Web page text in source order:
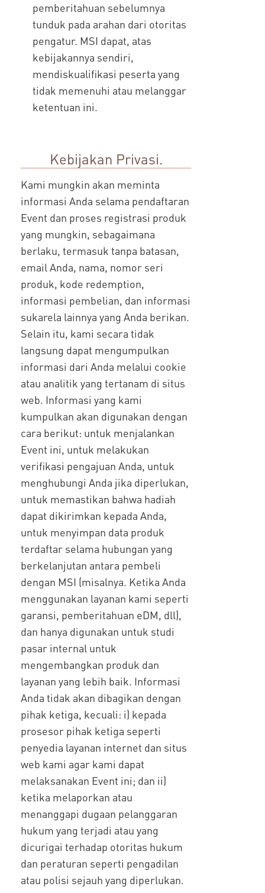
pemberitahuan sebelumnya
tunduk pada arahan dari otoritas
pengatur. MSI dapat, atas
kebijakannya sendiri,
mendiskualifikasi peserta yang
tidak memenuhi atau melanggar
ketentuan ini.
Kebijakan Privasi.
Kami mungkin akan meminta
informasi Anda selama pendaftaran
Event dan proses registrasi produk
yang mungkin, sebagaimana
berlaku, termasuk tanpa batasan,
email Anda, nama, nomor seri
produk, kode redemption,
informasi pembelian, dan informasi
sukarela lainnya yang Anda berikan.
Selain itu, kami secara tidak
langsung dapat mengumpulkan
informasi dari Anda melalui cookie
atau analitik yang tertanam di situs
web. Informasi yang kami
kumpulkan akan digunakan dengan
cara berikut: untuk menjalankan
Event ini, untuk melakukan
verifikasi pengajuan Anda, untuk
menghubungi Anda jika diperlukan,
untuk memastikan bahwa hadiah
dapat dikirimkan kepada Anda,
untuk menyimpan data produk
terdaftar selama hubungan yang
berkelanjutan antara pembeli
dengan MSI (misalnya. Ketika Anda
menggunakan layanan kami seperti
garansi, pemberitahuan eDM, dll),
dan hanya digunakan untuk studi
pasar internal untuk
mengembangkan produk dan
layanan yang lebih baik. Informasi
Anda tidak akan dibagikan dengan
pihak ketiga, kecuali: i) kepada
prosesor pihak ketiga seperti
penyedia layanan internet dan situs
web kami agar kami dapat
melaksanakan Event ini; dan ii)
ketika melaporkan atau
menanggapi dugaan pelanggaran
hukum yang terjadi atau yang
dicurigai terhadap otoritas hukum
dan peraturan seperti pengadilan
atau polisi sejauh yang diperlukan.